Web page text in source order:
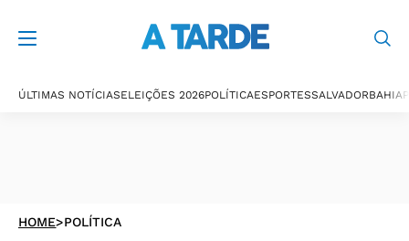
ÚLTIMAS NOTÍCIASELEIÇÕES 2026POLÍTICAESPORTESSALVADORBAHIA
HOME>POLÍTICA